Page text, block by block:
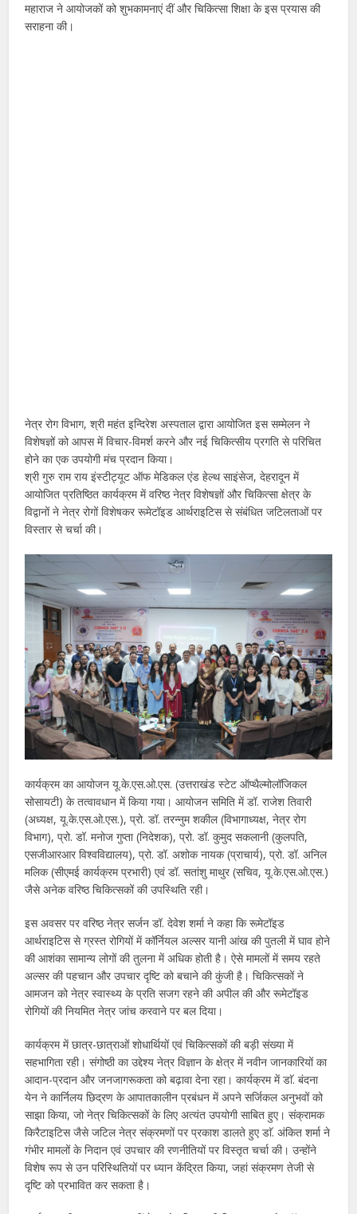
महाराज ने आयोजकों को शुभकामनाएं दीं और चिकित्सा शिक्षा के इस प्रयास की
सराहना की।
नेत्र रोग विभाग, श्री महंत इन्दिरेश अस्पताल द्वारा आयोजित इस सम्मेलन ने
विशेषज्ञों को आपस में विचार-विमर्श करने और नई चिकित्सीय प्रगति से परिचित
होने का एक उपयोगी मंच प्रदान किया।
श्री गुरु राम राय इंस्टीट्यूट ऑफ मेडिकल एंड हेल्थ साइंसेज, देहरादून में
आयोजित प्रतिष्ठित कार्यक्रम में वरिष्ठ नेत्र विशेषज्ञों और चिकित्सा क्षेत्र के
विद्वानों ने नेत्र रोगों विशेषकर रूमेटॉइड आर्थराइटिस से संबंधित जटिलताओं पर
विस्तार से चर्चा की।
कार्यक्रम का आयोजन यू.के.एस.ओ.एस. (उत्तराखंड स्टेट ऑप्थैल्मोलॉजिकल
सोसायटी) के तत्वावधान में किया गया। आयोजन समिति में डॉ. राजेश तिवारी
(अध्यक्ष, यू.के.एस.ओ.एस.), प्रो. डॉ. तरन्नुम शकील (विभागाध्यक्ष, नेत्र रोग
विभाग), प्रो. डॉ. मनोज गुप्ता (निदेशक), प्रो. डॉ. कुमुद सकलानी (कुलपति,
एसजीआरआर विश्वविद्यालय), प्रो. डॉ. अशोक नायक (प्राचार्य), प्रो. डॉ. अनिल
मलिक (सीएमई कार्यक्रम प्रभारी) एवं डॉ. सतांशु माथुर (सचिव, यू.के.एस.ओ.एस.)
जैसे अनेक वरिष्ठ चिकित्सकों की उपस्थिति रही।
इस अवसर पर वरिष्ठ नेत्र सर्जन डॉ. देवेश शर्मा ने कहा कि रूमेटॉइड
आर्थराइटिस से ग्रस्त रोगियों में कॉर्नियल अल्सर यानी आंख की पुतली में घाव होने
की आशंका सामान्य लोगों की तुलना में अधिक होती है। ऐसे मामलों में समय रहते
अल्सर की पहचान और उपचार दृष्टि को बचाने की कुंजी है। चिकित्सकों ने
आमजन को नेत्र स्वास्थ्य के प्रति सजग रहने की अपील की और रूमेटॉइड
रोगियों की नियमित नेत्र जांच करवाने पर बल दिया।
कार्यक्रम में छात्र-छात्राओं शोधार्थियों एवं चिकित्सकों की बड़ी संख्या में
सहभागिता रही। संगोष्ठी का उद्देश्य नेत्र विज्ञान के क्षेत्र में नवीन जानकारियों का
आदान-प्रदान और जनजागरूकता को बढ़ावा देना रहा। कार्यक्रम में डाॅ. बंदना
येन ने कार्निलय छिद्रण के आपातकालीन प्रबंधन में अपने सर्जिकल अनुभवों को
साझा किया, जो नेत्र चिकित्सकों के लिए अत्यंत उपयोगी साबित हुए। संक्रामक
किरैटाइटिस जैसे जटिल नेत्र संक्रमणों पर प्रकाश डालते हुए डाॅ. अंकित शर्मा ने
गंभीर मामलों के निदान एवं उपचार की रणनीतियों पर विस्तृत चर्चा की। उन्होंने
विशेष रूप से उन परिस्थितियों पर ध्यान केंद्रित किया, जहां संक्रमण तेजी से
दृष्टि को प्रभावित कर सकता है।